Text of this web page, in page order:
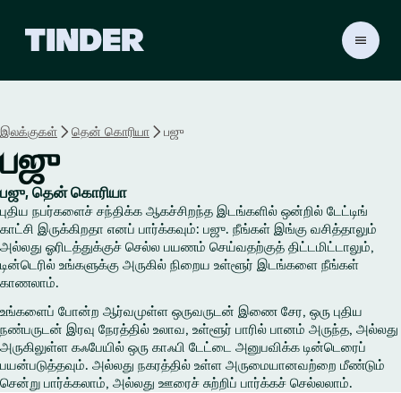
ம்
இலக்குகள் தென் கொரியா பஜு
பஜு
பஜு, தென் கொரியா
புதிய நபர்களைச் சந்திக்க ஆகச்சிறந்த இடங்களில் ஒன்றில் டேட்டிங்
காட்சி இருக்கிறதா எனப் பார்க்கவும்: பஜு. நீங்கள் இங்கு வசித்தாலும்
அல்லது ஓரிடத்துக்குச் செல்ல பயணம் செய்வதற்குத் திட்டமிட்டாலும்,
டின்டெரில் உங்களுக்கு அருகில் நிறைய உள்ளூர் இடங்களை நீங்கள்
காணலாம்.
உங்களைப் போன்ற ஆர்வமுள்ள ஒருவருடன் இணை சேர, ஒரு புதிய
நண்பருடன் இரவு நேரத்தில் உலாவ, உள்ளூர் பாரில் பானம் அருந்த, அல்லது
அருகிலுள்ள கஃபேயில் ஒரு காஃபி டேட்டை அனுபவிக்க டின்டெரைப்
பயன்படுத்தவும். அல்லது நகரத்தில் உள்ள அருமையானவற்றை மீண்டும்
சென்று பார்க்கலாம், அல்லது ஊரைச் சுற்றிப் பார்க்கச் செல்லலாம்.